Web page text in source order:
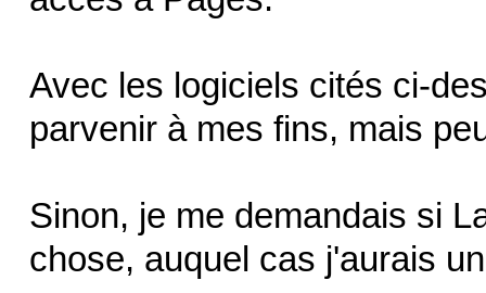
Avec les logiciels cités ci-
parvenir à mes fins, mais
Sinon, je me demandais si
chose, auquel cas j'aurais